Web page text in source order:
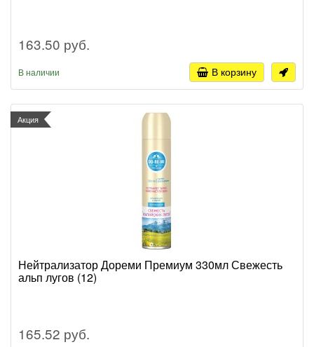
163.50 руб.
В наличии В корзину
Акция
Нейтрализатор Дореми Премиум 330мл Свежесть
альп лугов (12)
165.52 руб.